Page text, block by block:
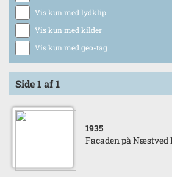
Vis kun med lydklip
Vis kun med kilder
Vis kun med geo-tag
Side 1 af 1
1935
Facaden på Næstved